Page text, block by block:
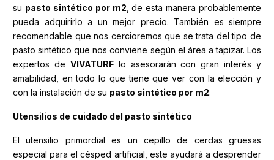
su pasto sintético por m2 , de esta manera probablemente
pueda adquirirlo a un mejor precio. También es siempre
recomendable que nos cercioremos que se trata del tipo de
pasto sintético que nos conviene según el área a tapizar. Los
expertos de VIVATURFlo asesorarán con gran interés y
amabilidad, en todo lo que tiene que ver con la elección y
con la instalación de su pasto sintético por m2.
Utensilios de cuidado del pasto sintético
El utensilio primordial es un cepillo de cerdas gruesas
especial para el césped artificial, este ayudará a desprender